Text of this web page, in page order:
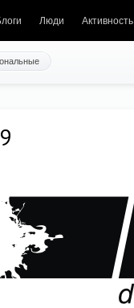
Люди Активность